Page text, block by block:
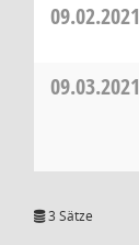
09.02.2021
09.03.2021
3 Sätze